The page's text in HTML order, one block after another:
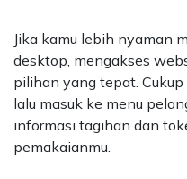
Jika kamu lebih nyaman
desktop, mengakses
pilihan yang tepat.
lalu masuk ke menu
informasi tagihan dan
pemakaianmu.